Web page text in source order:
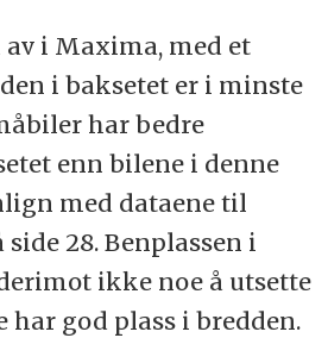
av i Maxima, med et
i baksetet er i minste
har bedre
enn bilene i denne
med dataene til
28. Benplassen i
ikke noe å utsette
har god plass i bredden.